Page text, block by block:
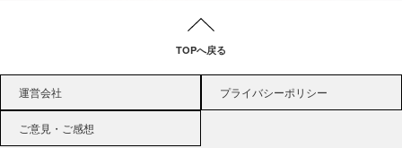
TOPへ戻る
運営会社 プライバシーポリシー
ご意見・ご感想